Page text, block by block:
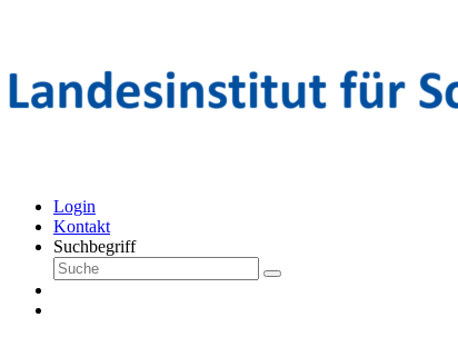
Login
Kontakt
Suchbegriff